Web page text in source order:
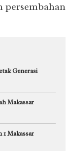
persembahan
Generasi
Makassar
Makassar